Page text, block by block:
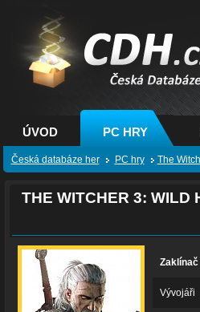
CDH.cz - hry na
PS, XBOX -
databáze her
ÚVOD PC HRY
Česká databáze her PC hry The
THE WITCHER 3: WILD
Vývojáři